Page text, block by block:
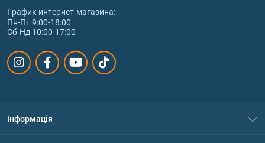
График интернет‑магазина:
Пн-Пт 9:00-18:00
Сб-Нд 10:00-17:00
Інформація